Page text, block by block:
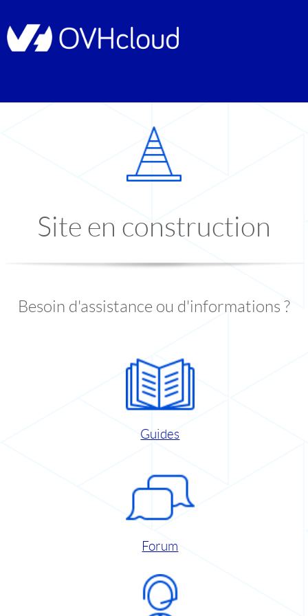
Site en construction
Besoin d'assistance ou d'informations ?
Guides
Forum